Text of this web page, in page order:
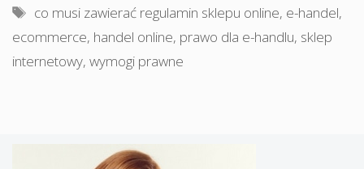
Tagi
co musi zawierać regulamin sklepu online, e-handel,
ecommerce, handel online, prawo dla e-handlu, sklep
internetowy, wymogi prawne